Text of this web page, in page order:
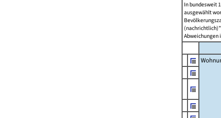
In bundesweit
ausgewählt
Abweichungen